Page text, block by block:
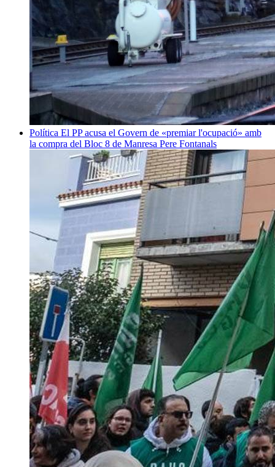
Política El PP acusa el Govern de «premiar l'ocupació» amb
la compra del Bloc 8 de Manresa Pere Fontanals